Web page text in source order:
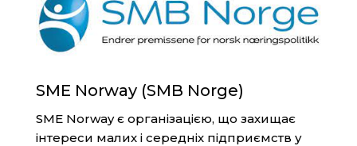
SME Norway (SMB Norge)
SME Norway є організацією, що захищає
інтереси малих і середніх підприємств у